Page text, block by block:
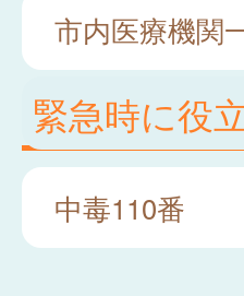
市内医療機関
緊急時に役
中毒110番